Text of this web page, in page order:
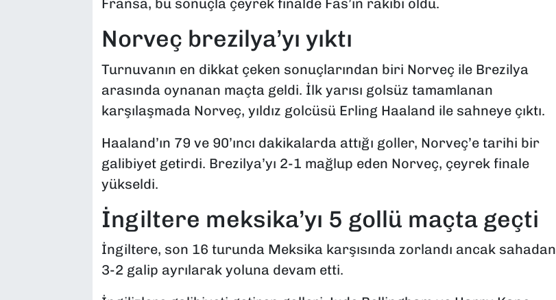
Fransa, bu sonuçla çeyrek finalde Fas’ın rakibi oldu.
Norveç brezilya’yı yıktı
Turnuvanın en dikkat çeken sonuçlarından biri Norveç ile Brezilya
arasında oynanan maçta geldi. İlk yarısı golsüz tamamlanan
karşılaşmada Norveç, yıldız golcüsü Erling Haaland ile sahneye çıktı.
Haaland’ın 79 ve 90’ıncı dakikalarda attığı goller, Norveç’e tarihi bir
galibiyet getirdi. Brezilya’yı 2-1 mağlup eden Norveç, çeyrek finale
yükseldi.
İngiltere meksika’yı 5 gollü maçta geçti
İngiltere, son 16 turunda Meksika karşısında zorlandı ancak sahadan
3-2 galip ayrılarak yoluna devam etti.